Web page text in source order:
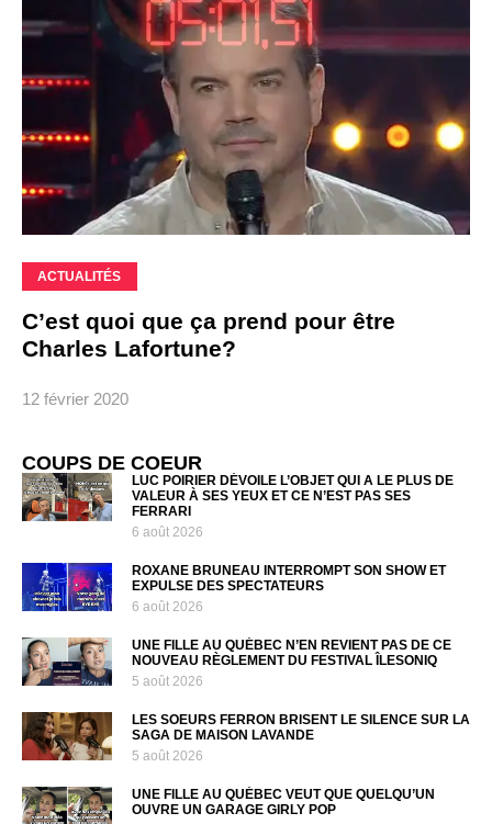
ACTUALITÉS
C’est quoi que ça prend pour être
Charles Lafortune?
12 février 2020
COUPS DE COEUR
LUC POIRIER DÉVOILE L’OBJET QUI A LE PLUS DE
VALEUR À SES YEUX ET CE N’EST PAS SES
FERRARI
6 août 2026
ROXANE BRUNEAU INTERROMPT SON SHOW ET
EXPULSE DES SPECTATEURS
6 août 2026
UNE FILLE AU QUÉBEC N’EN REVIENT PAS DE CE
NOUVEAU RÈGLEMENT DU FESTIVAL ÎLESONIQ
5 août 2026
LES SOEURS FERRON BRISENT LE SILENCE SUR LA
SAGA DE MAISON LAVANDE
5 août 2026
UNE FILLE AU QUÉBEC VEUT QUE QUELQU’UN
OUVRE UN GARAGE GIRLY POP